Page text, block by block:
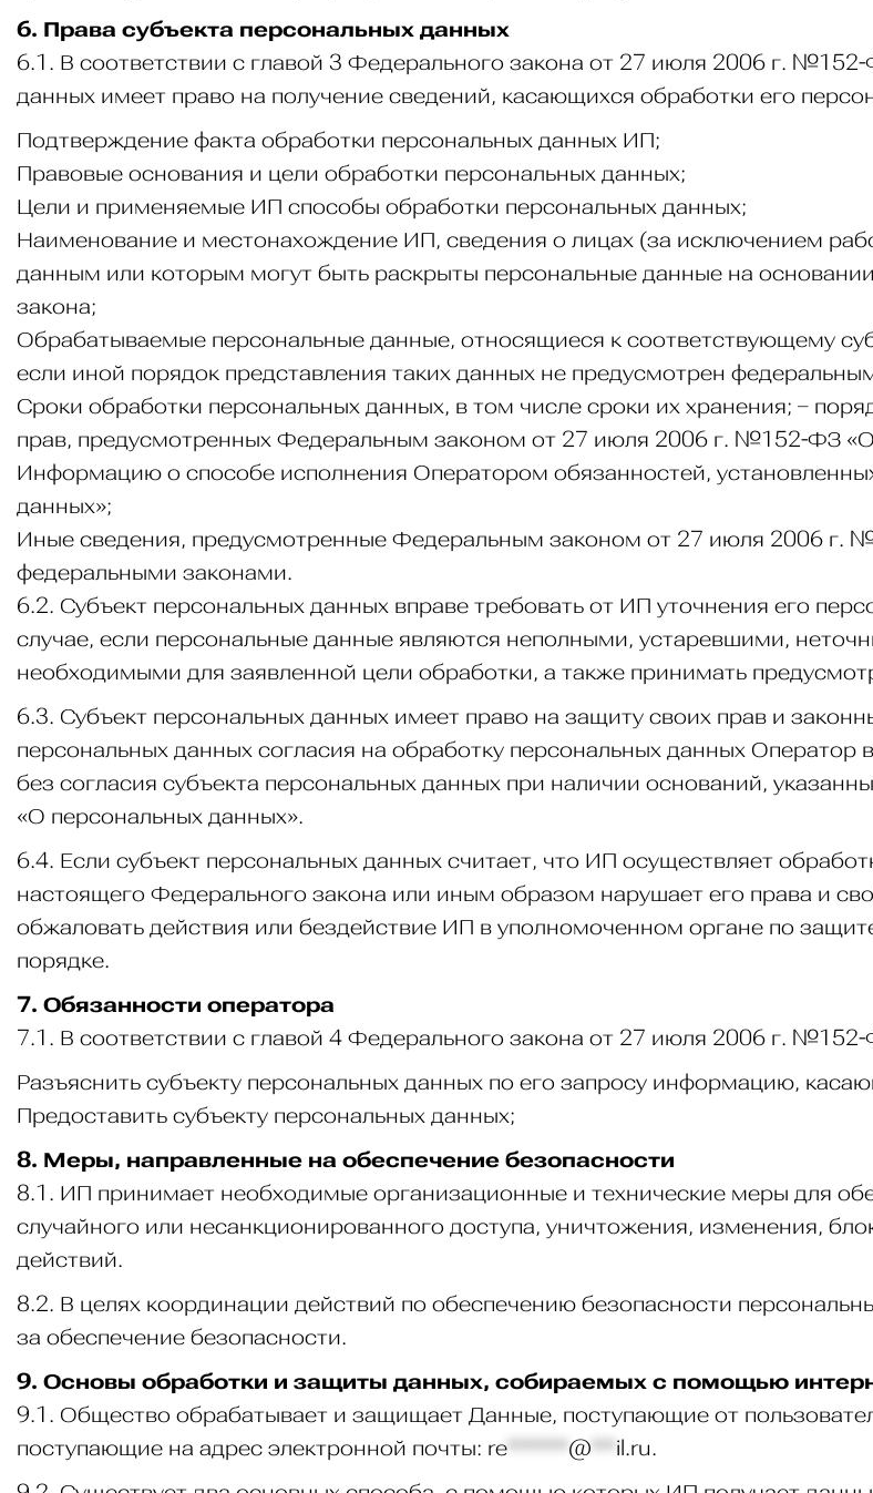
6. Права субъекта персональных данных
6.1. В соответствии с главой 3 Федерального закона от 27 июля 2006 г.
данных имеет право на получение сведений, касающихся обработки его
Подтверждение факта обработки персональных данных ИП;
Правовые основания и цели обработки персональных данных;
Цели и применяемые ИП способы обработки персональных данных;
Наименование и местонахождение ИП, сведения о лицах (за исключением
данным или которым могут быть раскрыты персональные данные на
закона;
Обрабатываемые персональные данные, относящиеся к соответствующему
если иной порядок представления таких данных не предусмотрен
Сроки обработки персональных данных, в том числе сроки их хранения; –
прав, предусмотренных Федеральным законом от 27 июля 2006 г. №152-ФЗ
Информацию о способе исполнения Оператором обязанностей,
данных»;
Иные сведения, предусмотренные Федеральным законом от 27 июля 2006 г.
федеральными законами.
6.2. Субъект персональных данных вправе требовать от ИП уточнения его
случае, если персональные данные являются неполными, устаревшими,
необходимыми для заявленной цели обработки, а также принимать
6.3. Субъект персональных данных имеет право на защиту своих прав и
персональных данных согласия на обработку персональных данных
без согласия субъекта персональных данных при наличии оснований,
«О персональных данных».
6.4. Если субъект персональных данных считает, что ИП осуществляет
настоящего Федерального закона или иным образом нарушает его права и
обжаловать действия или бездействие ИП в уполномоченном органе по
порядке.
7. Обязанности оператора
7.1. В соответствии с главой 4 Федерального закона от 27 июля 2006 г.
Разъяснить субъекту персональных данных по его запросу информацию,
Предоставить субъекту персональных данных;
8. Меры, направленные на обеспечение безопасности
8.1. ИП принимает необходимые организационные и технические меры для
случайного или несанкционированного доступа, уничтожения, изменения,
действий.
8.2. В целях координации действий по обеспечению безопасности
за обеспечение безопасности.
9. Основы обработки и защиты данных, собираемых с помощью
9.1. Общество обрабатывает и защищает Данные, поступающие от
поступающие на адрес электронной почты: re***** @** il.ru.